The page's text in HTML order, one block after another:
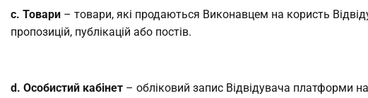
c. Товари – товари, які продаються Виконавцем на користь
пропозицій, публікацій або постів.
d. Особистий кабінет – обліковий запис Відвідувача платформи